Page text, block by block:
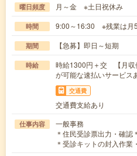
曜日頻度 月～金 ※土日祝休み
時間 9:00～16:30 ※残業は月5
期間 【急募】即日～短期
時給
時給1300円＋交 【月
が可能な速払いサービス
交通費
交通費支給あり
仕事内容
一般事務
＊住民受診票出力・確
＊受診キットの封入作